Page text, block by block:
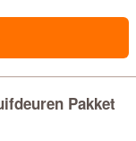
Pakket